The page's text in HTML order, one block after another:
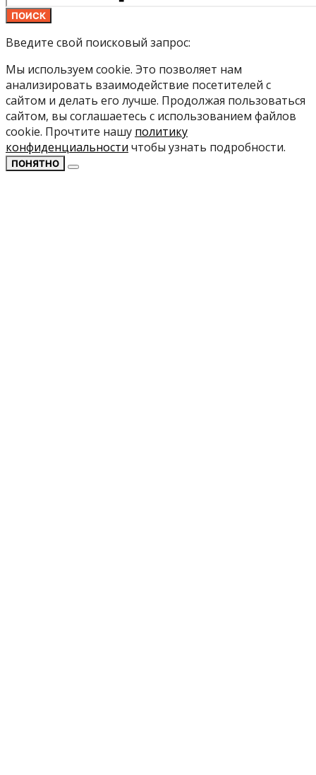
ПОИСК
Введите свой поисковый запрос:
Мы используем cookie. Это позволяет нам
анализировать взаимодействие посетителей с
сайтом и делать его лучше. Продолжая пользоваться
сайтом, вы соглашаетесь с использованием файлов
cookie. Прочтите нашу политику
конфиденциальности чтобы узнать подробности.
ПОНЯТНО